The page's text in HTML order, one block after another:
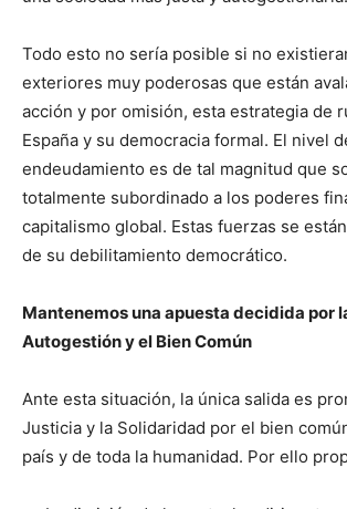
Todo esto no sería posible si no
exteriores muy poderosas que están
acción y por omisión, esta estrategia de
España y su democracia formal. El nivel
endeudamiento es de tal magnitud que
totalmente subordinado a los poderes
capitalismo global. Estas fuerzas se
de su debilitamiento democrático.
Mantenemos una apuesta decidida por
Autogestión y el Bien Común
Ante esta situación, la única salida es
Justicia y la Solidaridad por el bien
país y de toda la humanidad. Por ello